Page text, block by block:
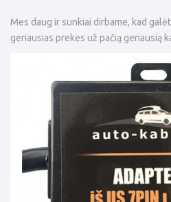
Mes daug ir sunkiai dirbame, kad
geriausias prekes už pačią geriausią